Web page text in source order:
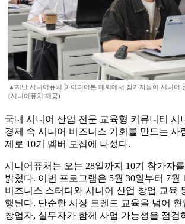
▲지난 시니어퓨처 아이디어톤 대회에서 참가자들이 시니어
(시니어퓨처 제공)
국내 시니어 산업 전문 교육형 커뮤니티 시
경제 속 시니어 비즈니스 기회를 만드는 사
제로 10기 멤버 모집에 나섰다.
시니어퓨처는 오는 28일까지 10기 참가자
밝혔다. 이번 프로그램은 5월 30일부터 7월
비즈니스 스터디와 시니어 산업 창업 교육
행된다. 단순한 시장 트렌드 교육을 넘어 현
창업자, 실무자가 함께 사업 가능성을 점검